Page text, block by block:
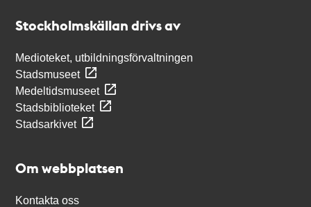
Stockholmskällan drivs av
Medioteket, utbildningsförvaltningen
Stadsmuseet
Medeltidsmuseet
Stadsbiblioteket
Stadsarkivet
Om webbplatsen
Kontakta oss